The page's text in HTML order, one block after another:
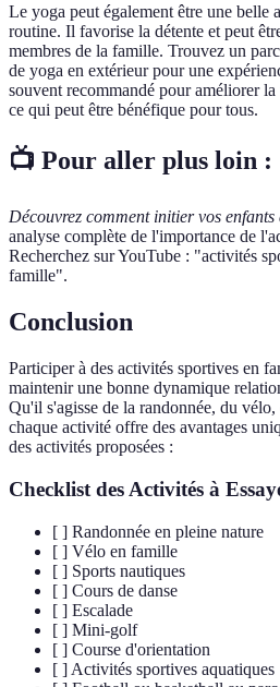
Le yoga peut également être une belle
routine. Il favorise la détente et peut
membres de la famille. Trouvez un
de yoga en extérieur pour une
souvent recommandé pour améliorer
ce qui peut être bénéfique pour tous.
📺 Pour aller plus loin :
Découvrez comment initier vos
analyse complète de l'importance de
Recherchez sur YouTube : "activités
famille".
Conclusion
Participer à des activités sportives en
maintenir une bonne dynamique
Qu'il s'agisse de la randonnée, du vélo,
chaque activité offre des avantages
des activités proposées :
Checklist des Activités à
[ ] Randonnée en pleine nature
[ ] Vélo en famille
[ ] Sports nautiques
[ ] Cours de danse
[ ] Escalade
[ ] Mini-golf
[ ] Course d'orientation
[ ] Activités sportives aquatiques